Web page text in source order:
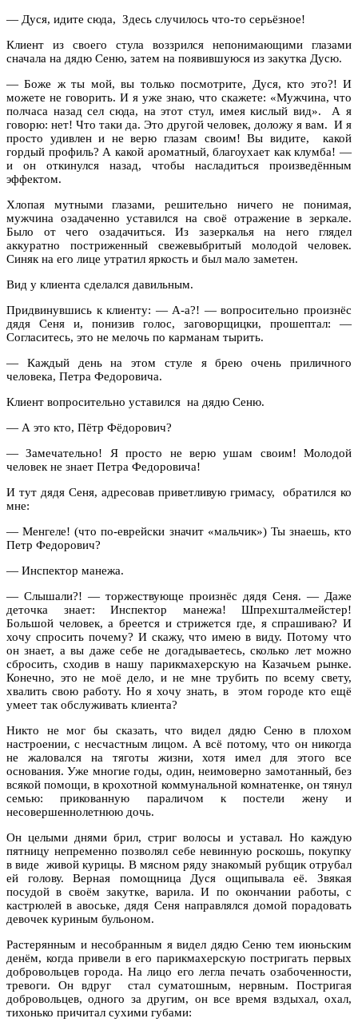
— Дуся, идите сюда, Здесь случилось что-то серьёзное!
Клиент из своего стула воззрился непонимающими глазами
сначала на дядю Сеню, затем на появившуюся из закутка Дусю.
— Боже ж ты мой, вы только посмотрите, Дуся, кто это?! И
можете не говорить. И я уже знаю, что скажете: «Мужчина, что
полчаса назад сел сюда, на этот стул, имея кислый вид». А я
говорю: нет! Что таки да. Это другой человек, доложу я вам. И я
просто удивлен и не верю глазам своим! Вы видите, какой
гордый профиль? А какой ароматный, благоухает как клумба! —
и он откинулся назад, чтобы насладиться произведённым
эффектом.
Хлопая мутными глазами, решительно ничего не понимая,
мужчина озадаченно уставился на своё отражение в зеркале.
Было от чего озадачиться. Из зазеркалья на него глядел
аккуратно постриженный свежевыбритый молодой человек.
Синяк на его лице утратил яркость и был мало заметен.
Вид у клиента сделался давильным.
Придвинувшись к клиенту: — А-а?! — вопросительно произнёс
дядя Сеня и, понизив голос, заговорщицки, прошептал: —
Согласитесь, это не мелочь по карманам тырить.
— Каждый день на этом стуле я брею очень приличного
человека, Петра Федоровича.
Клиент вопросительно уставился на дядю Сеню.
— А это кто, Пётр Фёдорович?
— Замечательно! Я просто не верю ушам своим! Молодой
человек не знает Петра Федоровича!
И тут дядя Сеня, адресовав приветливую гримасу, обратился ко
мне:
— Менгеле! (что по-еврейски значит «мальчик») Ты знаешь, кто
Петр Федорович?
— Инспектор манежа.
— Слышали?! — торжествующе произнёс дядя Сеня. — Даже
деточка знает: Инспектор манежа! Шпрехшталмейстер!
Большой человек, а бреется и стрижется где, я спрашиваю? И
хочу спросить почему? И скажу, что имею в виду. Потому что
он знает, а вы даже себе не догадываетесь, сколько лет можно
сбросить, сходив в нашу парикмахерскую на Казачьем рынке.
Конечно, это не моё дело, и не мне трубить по всему свету,
хвалить свою работу. Но я хочу знать, в этом городе кто ещё
умеет так обслуживать клиента?
Никто не мог бы сказать, что видел дядю Сеню в плохом
настроении, с несчастным лицом. А всё потому, что он никогда
не жаловался на тяготы жизни, хотя имел для этого все
основания. Уже многие годы, один, неимоверно замотанный, без
всякой помощи, в крохотной коммунальной комнатенке, он тянул
семью: прикованную параличом к постели жену и
несовершеннолетнюю дочь.
Он целыми днями брил, стриг волосы и уставал. Но каждую
пятницу непременно позволял себе невинную роскошь, покупку
в виде живой курицы. В мясном ряду знакомый рубщик отрубал
ей голову. Верная помощница Дуся ощипывала её. Звякая
посудой в своём закутке, варила. И по окончании работы, с
кастрюлей в авоське, дядя Сеня направлялся домой порадовать
девочек куриным бульоном.
Растерянным и несобранным я видел дядю Сеню тем июньским
денём, когда привели в его парикмахерскую постригать первых
добровольцев города. На лицо его легла печать озабоченности,
тревоги. Он вдруг стал суматошным, нервным. Постригая
добровольцев, одного за другим, он все время вздыхал, охал,
тихонько причитал сухими губами: